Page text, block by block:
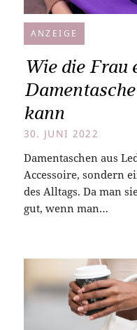
ANZEIGE
Wie die Frau
kann
30. JUNI 2022
Damentaschen aus
Accessoire, sondern
des Alltags. Da man
gut, wenn man…